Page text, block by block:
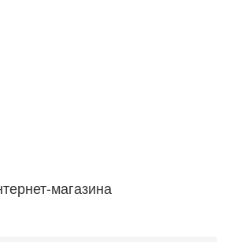
магазина